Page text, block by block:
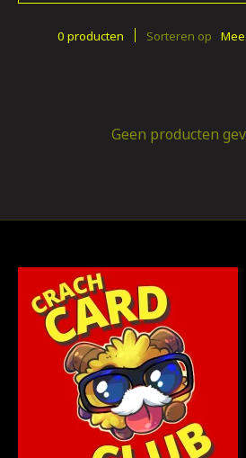
0 producten Sorteren op
Geen producten